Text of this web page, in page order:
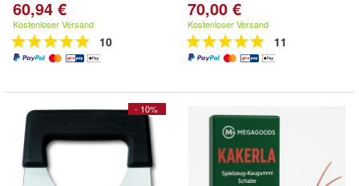
60,94 €
Kostenloser Versand
10
70,00 €
Kostenloser Versand
11
- 10%